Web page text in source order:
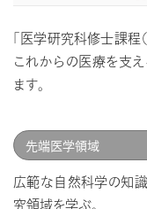
「医学研究科修士課程
これからの医療を支
ます。
先端医学領域
広範な自然科学の知
究領域を学ぶ。